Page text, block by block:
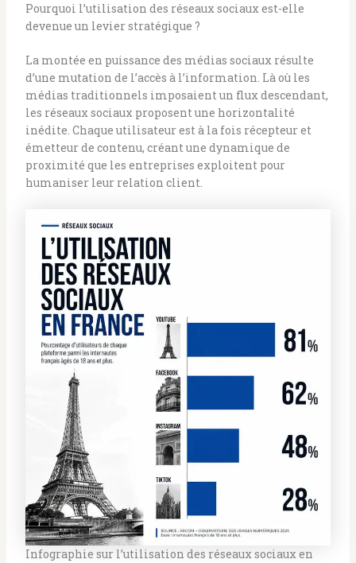
Pourquoi l’utilisation des réseaux sociaux est-elle
devenue un levier stratégique ?
La montée en puissance des médias sociaux résulte
d’une mutation de l’accès à l’information. Là où les
médias traditionnels imposaient un flux descendant,
les réseaux sociaux proposent une horizontalité
inédite. Chaque utilisateur est à la fois récepteur et
émetteur de contenu, créant une dynamique de
proximité que les entreprises exploitent pour
humaniser leur relation client.
Infographie sur l’utilisation des réseaux sociaux en